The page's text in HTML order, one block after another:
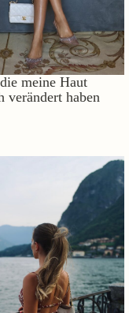
meine Haut
verändert haben